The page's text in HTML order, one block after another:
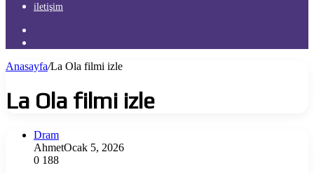
iletişim
...
Anasayfa/La Ola filmi izle
La Ola filmi izle
Dram
AhmetOcak 5, 2026
0 188